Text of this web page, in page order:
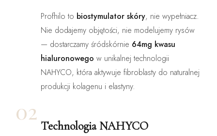
Profhilo to biostymulator skóry, nie wypełniacz.
Nie dodajemy objętości, nie modelujemy rysów
— dostarczamy śródskórnie 64mg kwasu
hialuronowego w unikalnej technologii
NAHYCO, która aktywuje fibroblasty do naturalnej
produkcji kolagenu i elastyny.
02
Technologia NAHYCO